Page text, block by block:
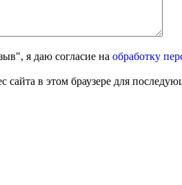
я даю согласие на обработку
сайта в этом браузере для